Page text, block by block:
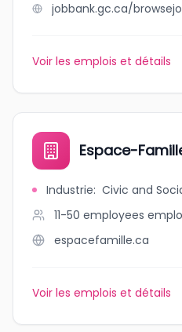
Voir les emplois et détails
Espace-
Industrie: Civic and
11-50 employees
espacefamille.ca
Voir les emplois et détails